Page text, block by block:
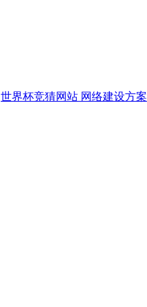
世界杯竞猜网站 网络建设方案